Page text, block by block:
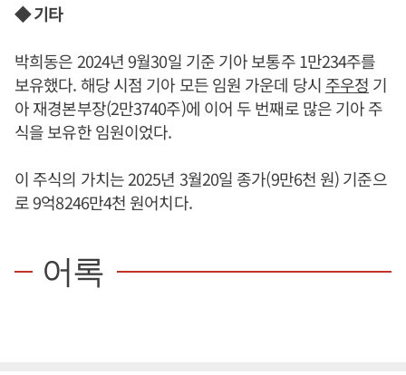
◆ 기타
박희동은 2024년 9월30일 기준 기아 보통주 1만234주를
보유했다. 해당 시점 기아 모든 임원 가운데 당시 주우정 기
아 재경본부장(2만3740주)에 이어 두 번째로 많은 기아 주
식을 보유한 임원이었다.
이 주식의 가치는 2025년 3월20일 종가(9만6천 원) 기준으
로 9억8246만4천 원어치다.
어록